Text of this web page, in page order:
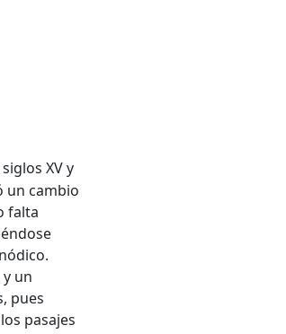
XV y
un cambio
falta
un
pues
pasajes